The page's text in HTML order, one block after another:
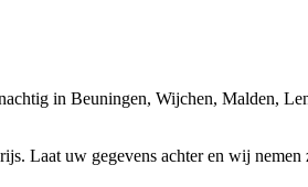
in Beuningen, Wijchen, Malden,
Laat uw gegevens achter en wij